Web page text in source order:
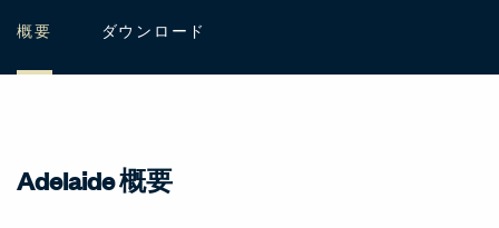
概要 ダウンロード
Adelaide 概要